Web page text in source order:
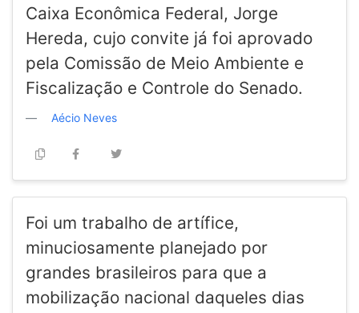
Caixa Econômica Federal, Jorge
Hereda, cujo convite já foi aprovado
pela Comissão de Meio Ambiente e
Fiscalização e Controle do Senado.
Aécio Neves
Foi um trabalho de artífice,
minuciosamente planejado por
grandes brasileiros para que a
mobilização nacional daqueles dias